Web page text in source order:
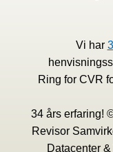
Vi har
Ring for CVR
34 års erfaring!
Revisor
Datacenter